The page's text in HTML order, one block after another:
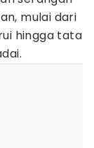
mulai dari
hingga tata